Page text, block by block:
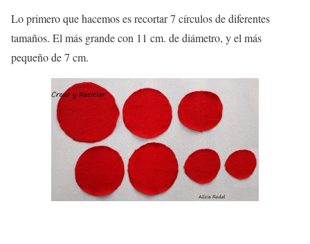
Lo primero que hacemos es recortar 7 círculos de diferentes
tamaños. El más grande con 11 cm. de diámetro, y el más
pequeño de 7 cm.